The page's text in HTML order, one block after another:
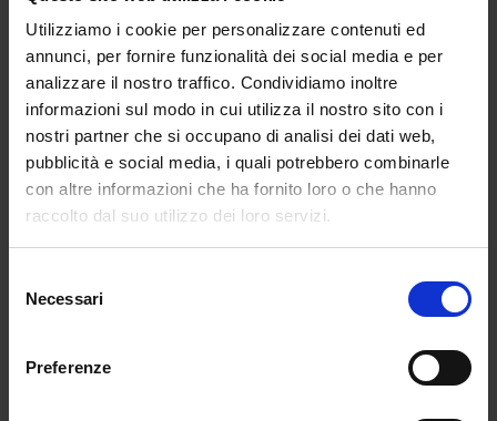
Utilizziamo i cookie per personalizzare contenuti ed
annunci, per fornire funzionalità dei social media e per
analizzare il nostro traffico. Condividiamo inoltre
informazioni sul modo in cui utilizza il nostro sito con i
nostri partner che si occupano di analisi dei dati web,
pubblicità e social media, i quali potrebbero combinarle
con altre informazioni che ha fornito loro o che hanno
raccolto dal suo utilizzo dei loro servizi.
delNecessari
Preferenze
protagonista, è l’upcycling, cifra ormai distintiva di